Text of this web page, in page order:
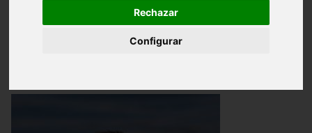
Rechazar
Configurar
leucocephala). Familia
Anatidae